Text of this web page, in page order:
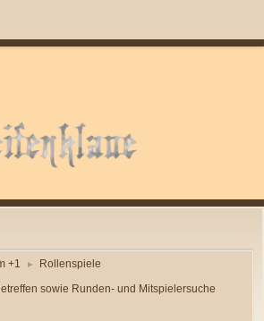
+1 ► Rollenspiele
sowie Runden- und Mitspielersuche